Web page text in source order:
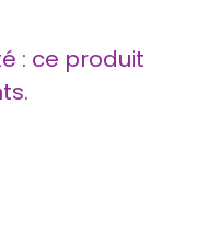
: ce produit